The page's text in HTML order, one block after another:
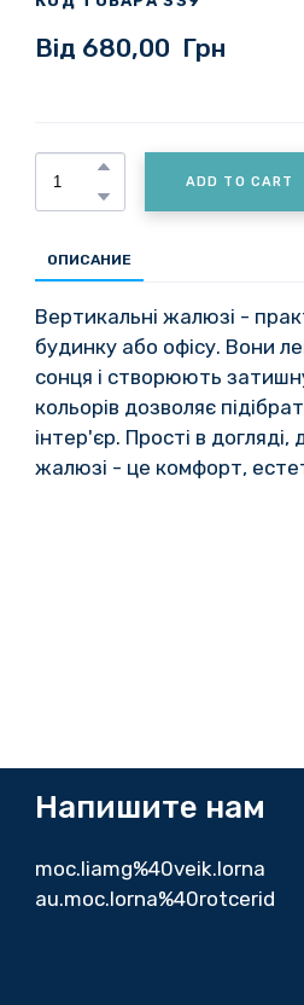
Від 680,00  Грн
ADD TO CART
ОПИСАНИЕ
Вертикальні жалюзі -
будинку або офісу. Вони
сонця і створюють
кольорів дозволяє
інтер'єр. Прості в догляді,
жалюзі - це комфорт,
Напишите нам
moc.liamg%40veik.lorna
au.moc.lorna%40rotcerid